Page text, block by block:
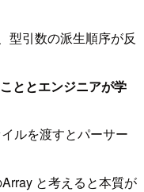
型引数の派生順序が反
ととエンジニアが学
ルを渡すとパーサー
と考えると本質が